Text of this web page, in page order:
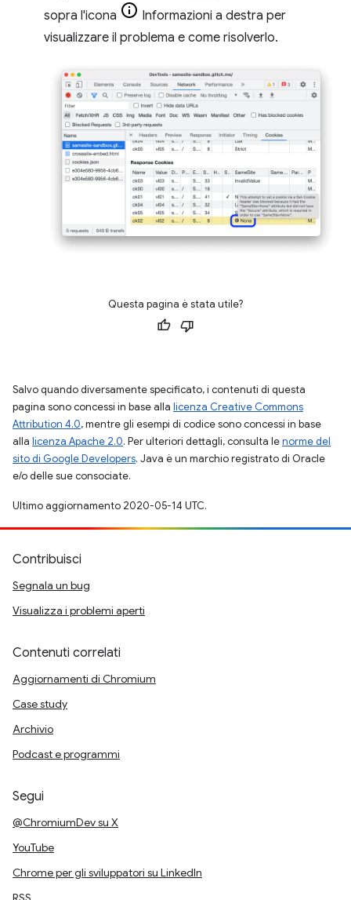
sopra l'icona
Informazioni a destra per
visualizzare il problema e come risolverlo.
Questa pagina è stata utile?
Salvo quando diversamente specificato, i contenuti di questa
pagina sono concessi in base alla licenza Creative Commons
Attribution 4.0, mentre gli esempi di codice sono concessi in base
alla licenza Apache 2.0. Per ulteriori dettagli, consulta lenorme del
sito di Google Developers. Java è un marchio registrato di Oracle
e/o delle sue consociate.
Ultimo aggiornamento 2020-05-14 UTC.
Contribuisci
Segnala un bug
Visualizza i problemi aperti
Contenuti correlati
Aggiornamenti di Chromium
Case study
Archivio
Podcast e programmi
Segui
@ChromiumDev su X
YouTube
Chrome per gli sviluppatori su LinkedIn